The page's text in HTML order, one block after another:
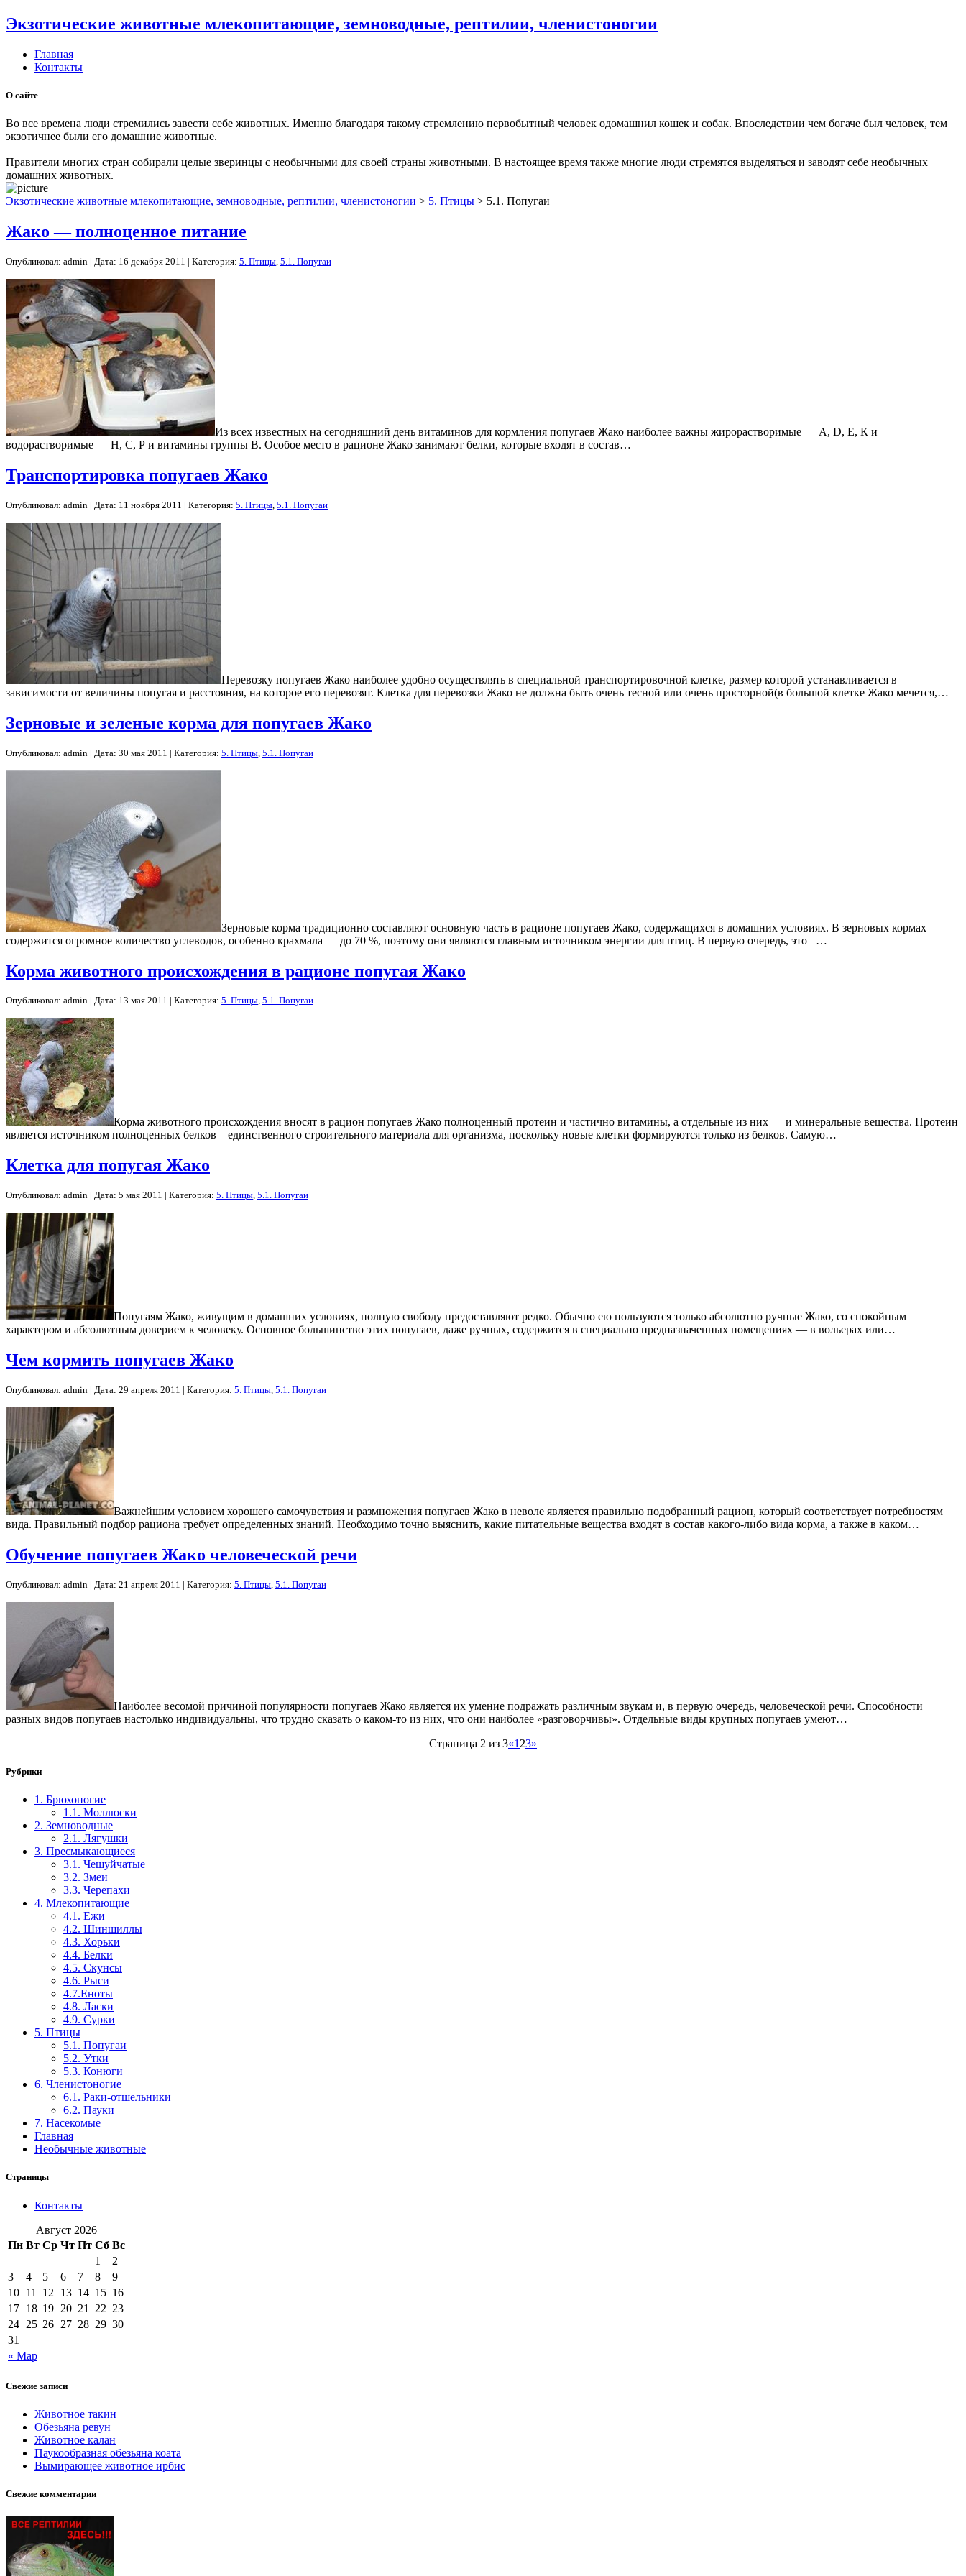
Экзотические животные млекопитающие, земноводные, рептилии, членистоногии
Главная
Контакты
О сайте
Во все времена люди стремились завести себе животных. Именно благодаря такому стремлению первобытный человек одомашнил кошек и собак. Впоследствии чем богаче был человек, тем
экзотичнее были его домашние животные.
Правители многих стран собирали целые зверинцы с необычными для своей страны животными. В настоящее время также многие люди стремятся выделяться и заводят себе необычных
домашних животных.
Экзотические животные млекопитающие, земноводные, рептилии, членистоногии > 5. Птицы > 5.1. Попугаи
Жако — полноценное питание
Опубликовал: admin | Дата: 16 декабря 2011 | Категория: 5. Птицы 5.1. Попугаи
Из всех известных на сегодняшний день витаминов для кормления попугаев Жако наиболее важны жирорастворимые — А, D, Е, К и
водорастворимые — Н, С, Р и витамины группы В. Особое место в рационе Жако занимают белки, которые входят в состав…
Транспортировка попугаев Жако
Опубликовал: admin | Дата: 11 ноября 2011 | Категория: 5. Птицы 5.1. Попугаи
Перевозку попугаев Жако наиболее удобно осуществлять в специальной транспортировочной клетке, размер которой устанавливается в
зависимости от величины попугая и расстояния, на которое его перевозят. Клетка для перевозки Жако не должна быть очень тесной или очень просторной(в большой клетке Жако мечется,…
Зерновые и зеленые корма для попугаев Жако
Опубликовал: admin | Дата: 30 мая 2011 | Категория: 5. Птицы 5.1. Попугаи
Зерновые корма традиционно составляют основную часть в рационе попугаев Жако, содержащихся в домашних условиях. В зерновых кормах
содержится огромное количество углеводов, особенно крахмала — до 70 %, поэтому они являются главным источником энергии для птиц. В первую очередь, это –…
Корма животного происхождения в рационе попугая Жако
Опубликовал: admin | Дата: 13 мая 2011 | Категория: 5. Птицы, 5.1. Попугаи
Корма животного происхождения вносят в рацион попугаев Жако полноценный протеин и частично витамины, а отдельные из них — и минеральные вещества. Протеин
является источником полноценных белков – единственного строительного материала для организма, поскольку новые клетки формируются только из белков. Самую…
Клетка для попугая Жако
Опубликовал: admin | Дата: 5 мая 2011 | Категория: 5. Птицы, 5.1. Попугаи
Попугаям Жако, живущим в домашних условиях, полную свободу предоставляют редко. Обычно ею пользуются только абсолютно ручные Жако, со спокойным
характером и абсолютным доверием к человеку. Основное большинство этих попугаев, даже ручных, содержится в специально предназначенных помещениях — в вольерах или…
Чем кормить попугаев Жако
Опубликовал: admin | Дата: 29 апреля 2011 | Категория: 5. Птицы, 5.1. Попугаи
Важнейшим условием хорошего самочувствия и размножения попугаев Жако в неволе является правильно подобранный рацион, который соответствует потребностям
вида. Правильный подбор рациона требует определенных знаний. Необходимо точно выяснить, какие питательные вещества входят в состав какого-либо вида корма, а также в каком…
Обучение попугаев Жако человеческой речи
Опубликовал: admin | Дата: 21 апреля 2011 | Категория: 5. Птицы 5.1. Попугаи
Наиболее весомой причиной популярности попугаев Жако является их умение подражать различным звукам и, в первую очередь, человеческой речи. Способности
разных видов попугаев настолько индивидуальны, что трудно сказать о каком-то из них, что они наиболее «разговорчивы». Отдельные виды крупных попугаев умеют…
Страница 2 из 3«1 23»
Рубрики
1. Брюхоногие
1.1. Моллюски
2. Земноводные
2.1. Лягушки
3. Пресмыкающиеся
3.1. Чешуйчатые
3.2. Змеи
3.3. Черепахи
4. Млекопитающие
4.1. Ежи
4.2. Шиншиллы
4.3. Хорьки
4.4. Белки
4.5. Скунсы
4.6. Рыси
4.7.Еноты
4.8. Ласки
4.9. Сурки
5. Птицы
5.1. Попугаи
5.2. Утки
5.3. Конюги
6. Членистоногие
6.1. Раки-отшельники
6.2. Пауки
7. Насекомые
Главная
Необычные животные
Страницы
Контакты
Август 2026
Пн Вт Ср Чт Пт Сб Вс
« Мар
1
2
3
4 5 6 7 8
9
10 11 12 13 14 15 16
17 18 19 20 21 22 23
24 25 26 27 28 29 30
31
Свежие записи
Животное такин
Обезьяна ревун
Животное калан
Паукообразная обезьяна коата
Вымирающее животное ирбис
Свежие комментарии